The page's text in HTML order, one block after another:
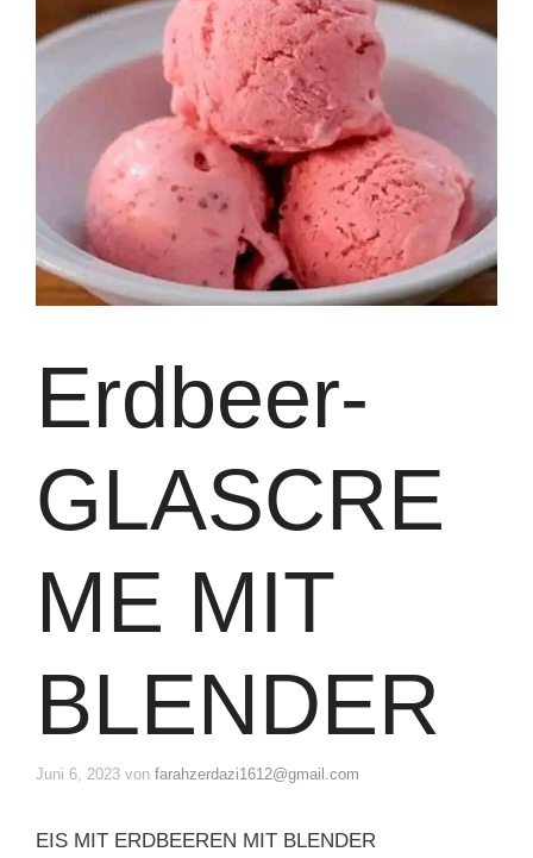
Erdbeer-
GLASCRE
ME MIT
BLENDER
Juni 6, 2023 von farahzerdazi1612@gmail.com
EIS MIT ERDBEEREN MIT BLENDER